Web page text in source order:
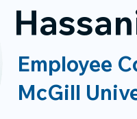
Employee
McGill